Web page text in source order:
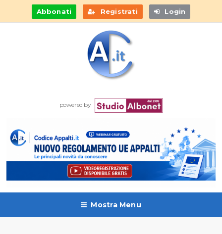
Abbonati Registrati Login
powered by
Mostra Menu